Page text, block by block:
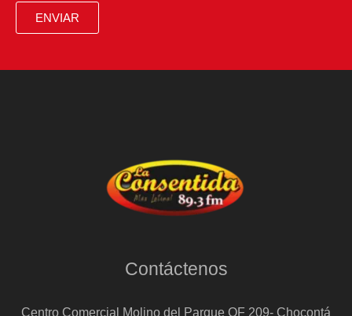
ENVIAR
Contáctenos
Centro Comercial Molino del Parque OF 209- Chocontá